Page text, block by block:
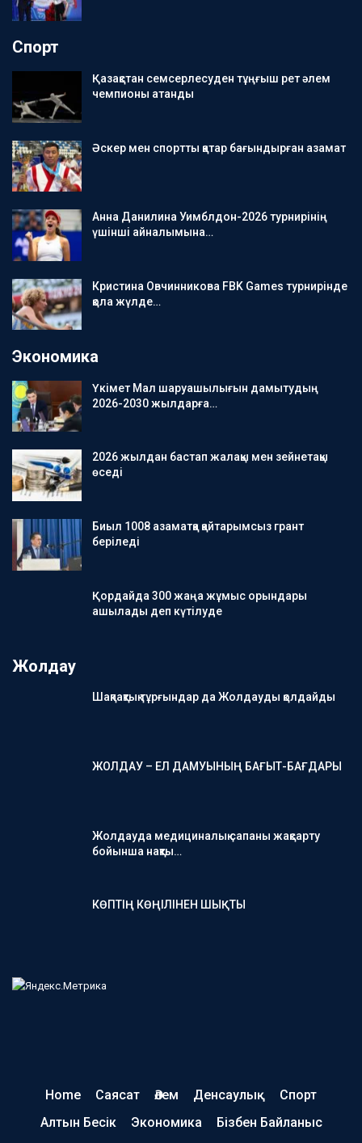
Спорт
Қазақстан семсерлесуден тұңғыш рет әлем
чемпионы атанды
Әскер мен спортты қатар бағындырған азамат
Анна Данилина Уимблдон-2026 турнирінің
үшінші айналымына…
Кристина Овчинникова FBK Games турнирінде
қола жүлде…
Экономика
Үкімет Мал шаруашылығын дамытудың
2026-2030 жылдарға…
2026 жылдан бастап жалақы мен зейнетақы
өседі
Биыл 1008 азаматқа қайтарымсыз грант
беріледі
Қордайда 300 жаңа жұмыс орындары
ашылады деп күтілуде
Жолдау
Шақпақтық тұрғындар да Жолдауды қолдайды
ЖОЛДАУ – ЕЛ ДАМУЫНЫҢ БАҒЫТ-БАҒДАРЫ
Жолдауда медициналық сапаны жақсарту
бойынша нақты…
КӨПТІҢ КӨҢІЛІНЕН ШЫҚТЫ
Home Саясат Әлем Денсаулық
Спорт
Алтын Бесік
Экономика Бізбен Байланыс